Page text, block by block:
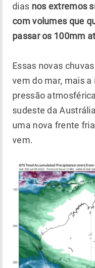
dias nos extremos
com volumes que
passar os 100mm
Essas novas
vem do mar, mais
pressão
sudeste da
uma nova frente
vem.